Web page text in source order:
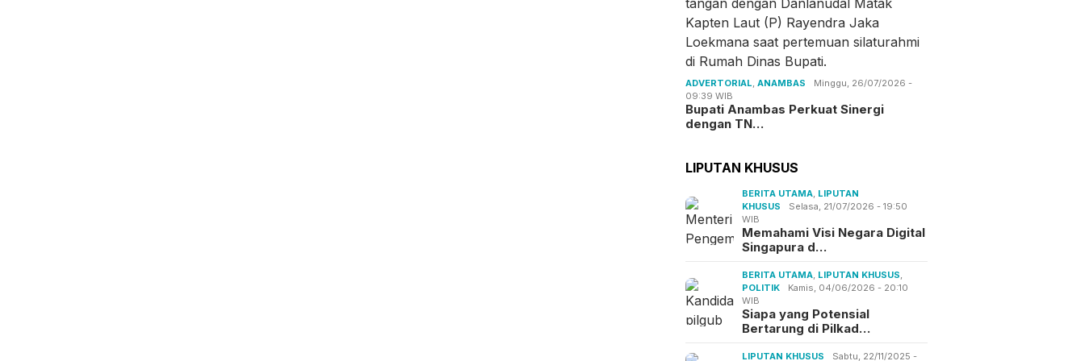
ADVERTORIAL,ANAMBAS
Minggu, 26/07/2026 -
09:39 WIB
Bupati Anambas Perkuat Sinergi
dengan TN…
LIPUTAN KHUSUS
BERITA UTAMA, LIPUTAN
KHUSUS
Selasa, 21/07/2026 - 19:50
WIB
Memahami Visi Negara Digital
Singapura d…
BERITA UTAMA, LIPUTAN KHUSUS,
POLITIK
Kamis, 04/06/2026 - 20:10
WIB
Siapa yang Potensial
Bertarung di Pilkad…
LIPUTAN KHUSUS Sabtu, 22/11/2025 -